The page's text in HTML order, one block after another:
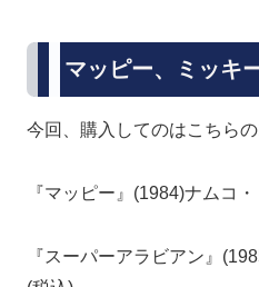
マッピー、ミッキ
今回、購入してのはこちら
『マッピー』(1984)ナムコ
『スーパーアラビアン』